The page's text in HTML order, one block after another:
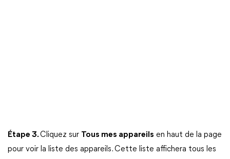
Étape 3.Cliquez sur Tous mes appareils en haut de la page
pour voir la liste des appareils. Cette liste affichera tous les